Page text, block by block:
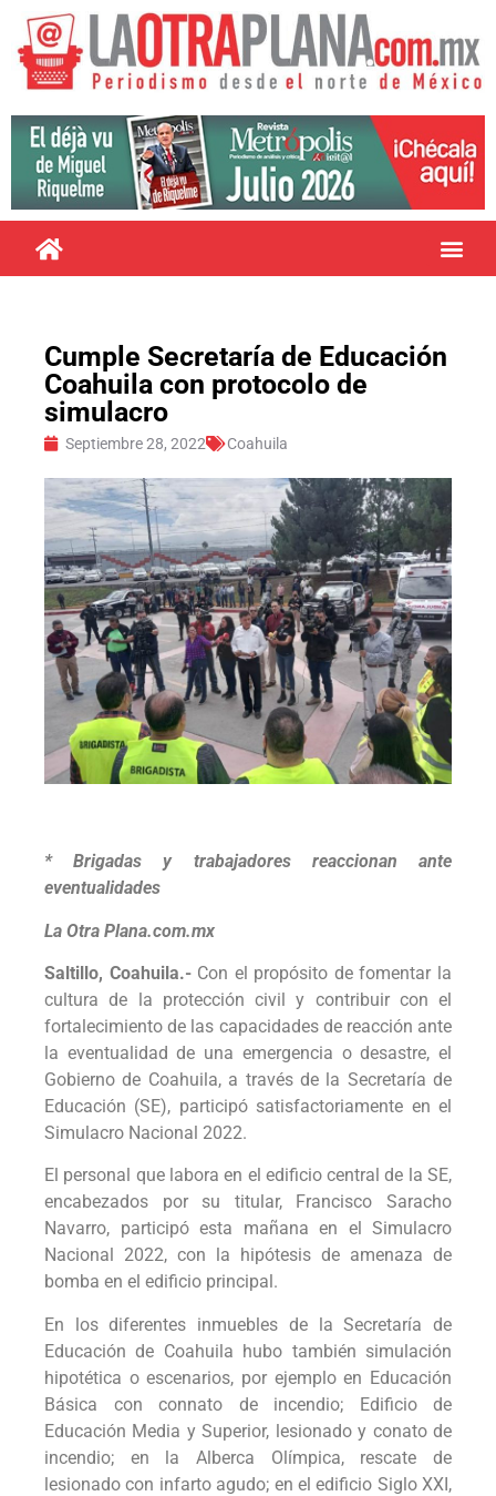
Cumple Secretaría de Educación
Coahuila con protocolo de
simulacro
Septiembre 28, 2022 Coahuila
* Brigadas y trabajadores reaccionan ante
eventualidades
La Otra Plana.com.mx
Saltillo, Coahuila.-Con el propósito de fomentar la
cultura de la protección civil y contribuir con el
fortalecimiento de las capacidades de reacción ante
la eventualidad de una emergencia o desastre, el
Gobierno de Coahuila, a través de la Secretaría de
Educación (SE), participó satisfactoriamente en el
Simulacro Nacional 2022.
El personal que labora en el edificio central de la SE,
encabezados por su titular, Francisco Saracho
Navarro, participó esta mañana en el Simulacro
Nacional 2022, con la hipótesis de amenaza de
bomba en el edificio principal.
En los diferentes inmuebles de la Secretaría de
Educación de Coahuila hubo también simulación
hipotética o escenarios, por ejemplo en Educación
Básica con connato de incendio; Edificio de
Educación Media y Superior, lesionado y conato de
incendio; en la Alberca Olímpica, rescate de
lesionado con infarto agudo; en el edificio Siglo XXI,